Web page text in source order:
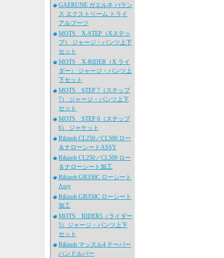
GAERUNE ガエルネ バラン
ス エクストリーム トライ
アルブーツ
MOTS X-STEP（Xステッ
プ） ジャージ・パンツ上下
セット
MOTS X-RIDER（X ライ
ダー） ジャージ・パンツ上
下セット
MOTS STEP 7（ステップ
7） ジャージ・パンツ上下
セット
MOTS STEP 6（ステップ
6） ジャケット
Rikizoh CL250／CL500 ロー
＆ナローシートASSY
Rikizoh CL250／CL500 ロー
＆ナローシート加工
Rikizoh GB350C ローシート
Assy
Rikizoh GB350C ローシート
加工
MOTS RIDER5（ライダー
5）ジャージ・パンツ上下
セット
Rikizoh マッスル4 テーパー
ハンドルバー